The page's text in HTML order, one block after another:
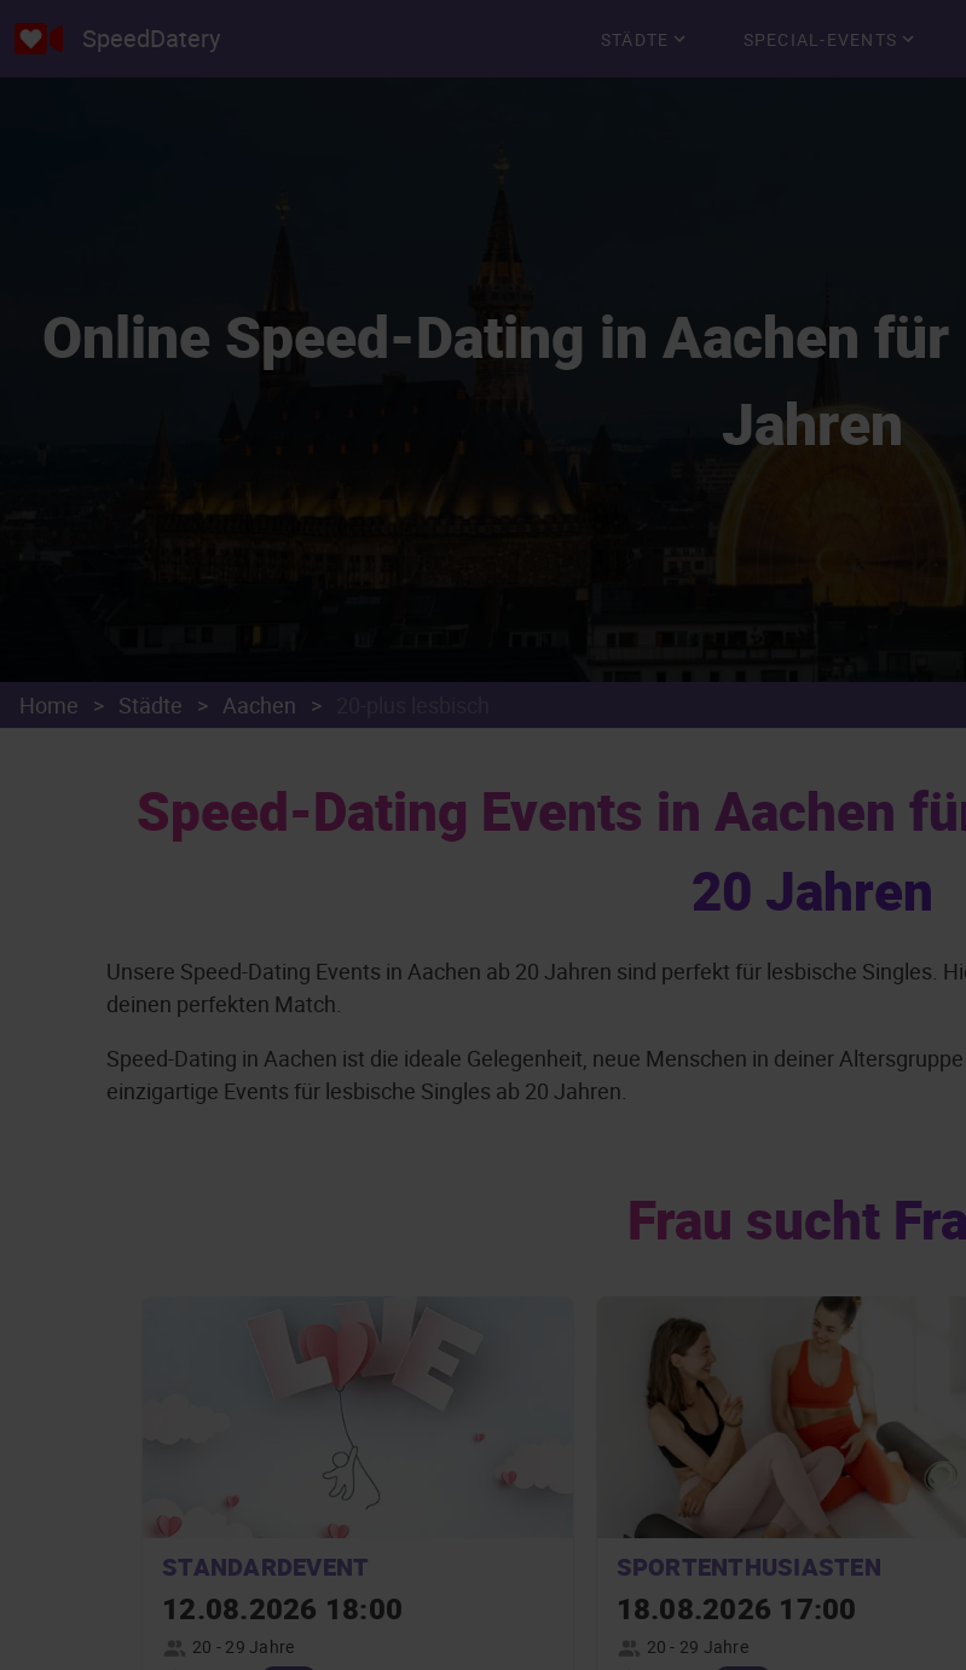
SpeedDatery STÄDTE SPECIAL-EVENTS
Online Speed-Dating in Aachen
Jahren
Home > Städte > Aachen >
Speed-Dating Events in Aachen
20 Jahren
Unsere Speed-Dating Events in Aachen ab 20 Jahren sind perfekt für lesbische Singles.
deinen perfekten Match.
Speed-Dating in Aachen ist die ideale Gelegenheit, neue Menschen in deiner
einzigartige Events für lesbische Singles ab 20 Jahren.
Frau sucht
STANDARDEVENT
12.08.2026 18:00
20 - 29 Jahre
SPORTENTHUSIASTEN
18.08.2026 17:00
20 - 29 Jahre